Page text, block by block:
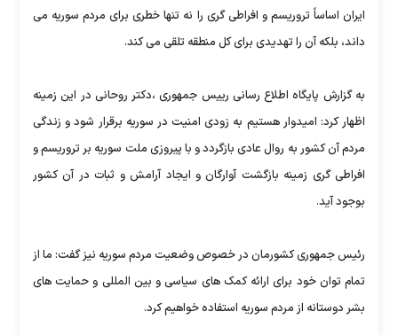
ایران اساساً تروریسم و افراطی گری را نه تنها خطری برای مردم سوریه می
داند، بلکه آن را تهدیدی برای کل منطقه تلقی می کند.
به گزارش پایگاه اطلاع رسانی رییس جمهوری ،دکتر روحانی در این زمینه
اظهار کرد: امیدوار هستیم به زودی امنیت در سوریه برقرار شود و زندگی
مردم آن کشور به روال عادی بازگردد و با پیروزی ملت سوریه بر تروریسم و
افراطی گری زمینه بازگشت آوارگان و ایجاد آرامش و ثبات در آن کشور
بوجود آید.
رئیس جمهوری کشورمان در خصوص وضعیت مردم سوریه نیز گفت: ما از
تمام توان خود برای ارائه کمک های سیاسی و بین المللی و حمایت های
بشر دوستانه از مردم سوریه استفاده خواهیم کرد.